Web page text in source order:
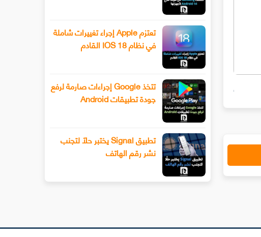
إليك المبلغ الذي يتعين عليك دفعه لمشاركة حساب Netflix مع صديق ابتداء من عام 2023
تعتزم Apple إجراء تغييرات شاملة
في نظام IOS 18 القادم
تتخذ Google إجراءات صارمة لرفع
جودة تطبيقات Android
تطبيق Signal يختبر حلًا لتجنب
نشر رقم الهاتف